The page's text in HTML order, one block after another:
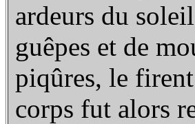
ardeurs du
guêpes et de
piqûres, le
corps fut alors